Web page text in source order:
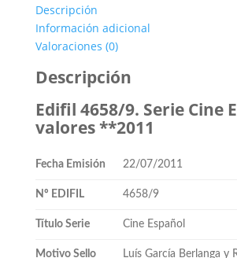
2
valores
**2011
cantidad
Descripción
Información adicional
Valoraciones (0)
Descripción
Edifil 4658/9. Serie Cine
valores **2011
Fecha Emisión 22/07/2011
Nº EDIFIL 4658/9
Título Serie Cine Español
Motivo Sello Luís García Berlanga y